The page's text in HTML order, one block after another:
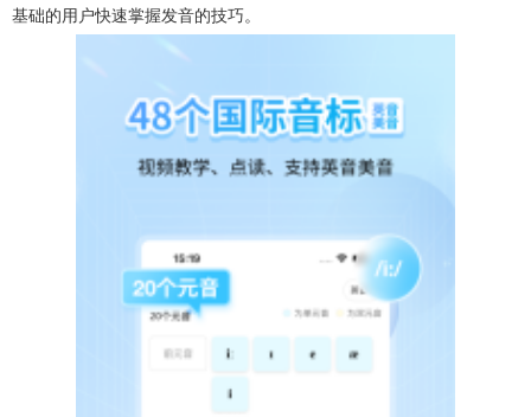
基础的用户快速掌握发音的技巧。